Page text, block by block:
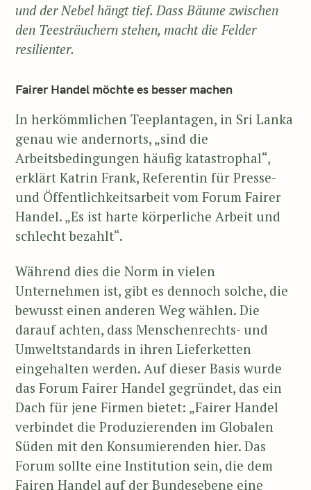
und der Nebel hängt tief. Dass Bäume zwischen
den Teesträuchern stehen, macht die Felder
resilienter.
Fairer Handel möchte es besser machen
In herkömmlichen Teeplantagen, in Sri Lanka
genau wie andernorts, „sind die
Arbeitsbedingungen häufig katastrophal“,
erklärt Katrin Frank, Referentin für Presse-
und Öffentlichkeitsarbeit vom Forum Fairer
Handel. „Es ist harte körperliche Arbeit und
schlecht bezahlt“.
Während dies die Norm in vielen
Unternehmen ist, gibt es dennoch solche, die
bewusst einen anderen Weg wählen. Die
darauf achten, dass Menschenrechts- und
Umweltstandards in ihren Lieferketten
eingehalten werden. Auf dieser Basis wurde
das Forum Fairer Handel gegründet, das ein
Dach für jene Firmen bietet: „Fairer Handel
verbindet die Produzierenden im Globalen
Süden mit den Konsumierenden hier. Das
Forum sollte eine Institution sein, die dem
Fairen Handel auf der Bundesebene eine